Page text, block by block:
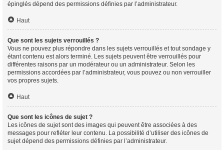
épinglés dépend des permissions définies par l’administrateur.
Haut
Que sont les sujets verrouillés ?
Vous ne pouvez plus répondre dans les sujets verrouillés et tout sondage y
étant contenu est alors terminé. Les sujets peuvent être verrouillés pour
différentes raisons par un modérateur ou un administrateur. Selon les
permissions accordées par l’administrateur, vous pouvez ou non verrouiller
vos propres sujets.
Haut
Que sont les icônes de sujet ?
Les icônes de sujet sont des images qui peuvent être associées à des
messages pour refléter leur contenu. La possibilité d’utiliser des icônes de
sujet dépend des permissions définies par l’administrateur.